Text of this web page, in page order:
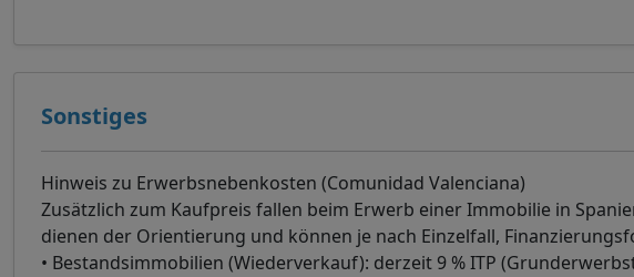
Sonstiges
Hinweis zu Erwerbsnebenkosten (Comunidad Valenciana)
Zusätzlich zum Kaufpreis fallen beim Erwerb einer Immobilie in
dienen der Orientierung und können je nach Einzelfall,
• Bestandsimmobilien (Wiederverkauf): derzeit 9 % ITP